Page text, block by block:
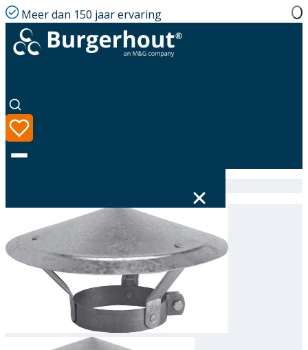
Meer dan 150 jaar ervaring
Taal
Assortiment
Oplossingen